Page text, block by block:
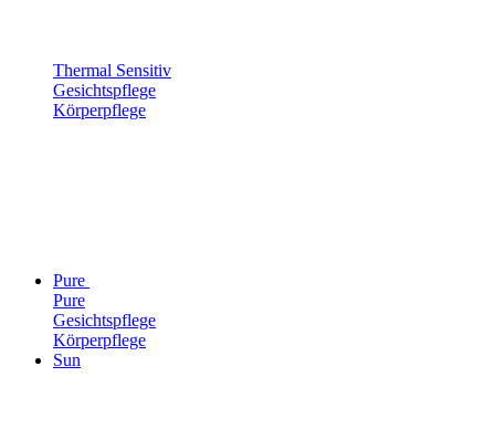
Thermal Sensitiv
Gesichtspflege
Körperpflege
Pure
Pure
Gesichtspflege
Körperpflege
Sun